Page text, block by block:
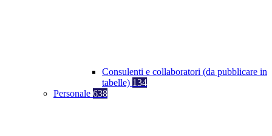
Consulenti e collaboratori (da pubblicare in
tabelle) 134
Personale 638